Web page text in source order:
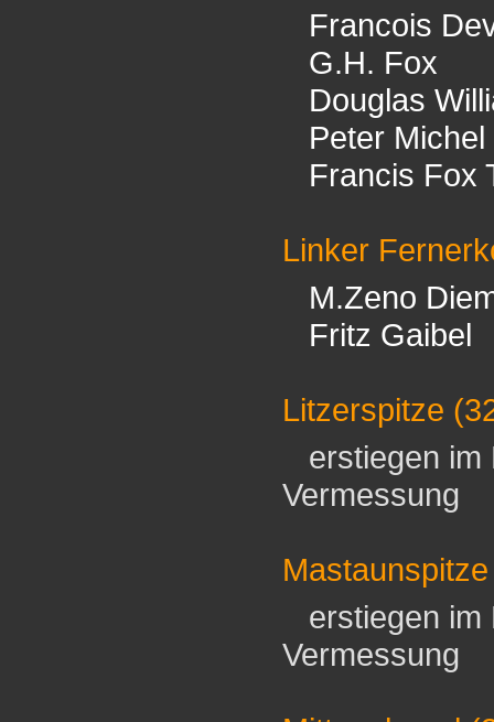
Francois
G.H. Fox
Douglas
Peter Michel
Francis Fox
Linker
M.Zeno
Fritz Gaibel
Litzerspitze
erstiegen im
Vermessung
Mastaunspitze
erstiegen im
Vermessung